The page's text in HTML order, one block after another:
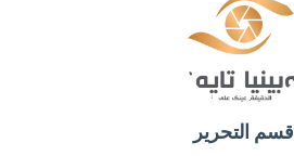
قسم التحرير